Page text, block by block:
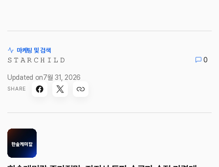
마케팅 및 검색
𝚂 𝚃 𝙰 𝚁 𝙲 𝙷 𝙸 𝙻 𝙳 0
Updated on7월 31, 2026
SHARE